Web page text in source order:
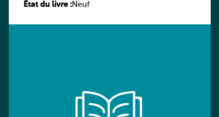
État du livre :Neuf